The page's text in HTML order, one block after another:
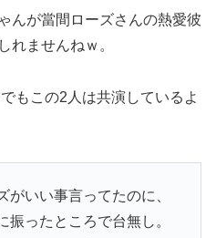
んが當間ローズさんの熱愛彼
れませんねｗ。
もこの2人は共演しているよ
がいい事言ってたのに、
振ったところで台無し。